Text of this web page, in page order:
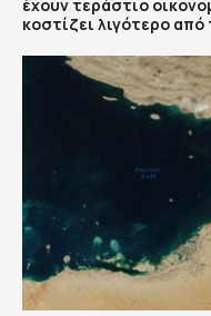
έχουν τεράστιο
κοστίζει λιγότερο